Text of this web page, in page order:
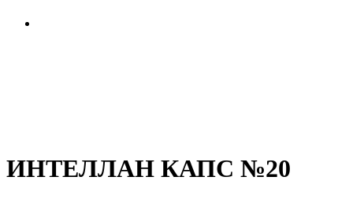
ИНТЕЛЛАН КАПС №20